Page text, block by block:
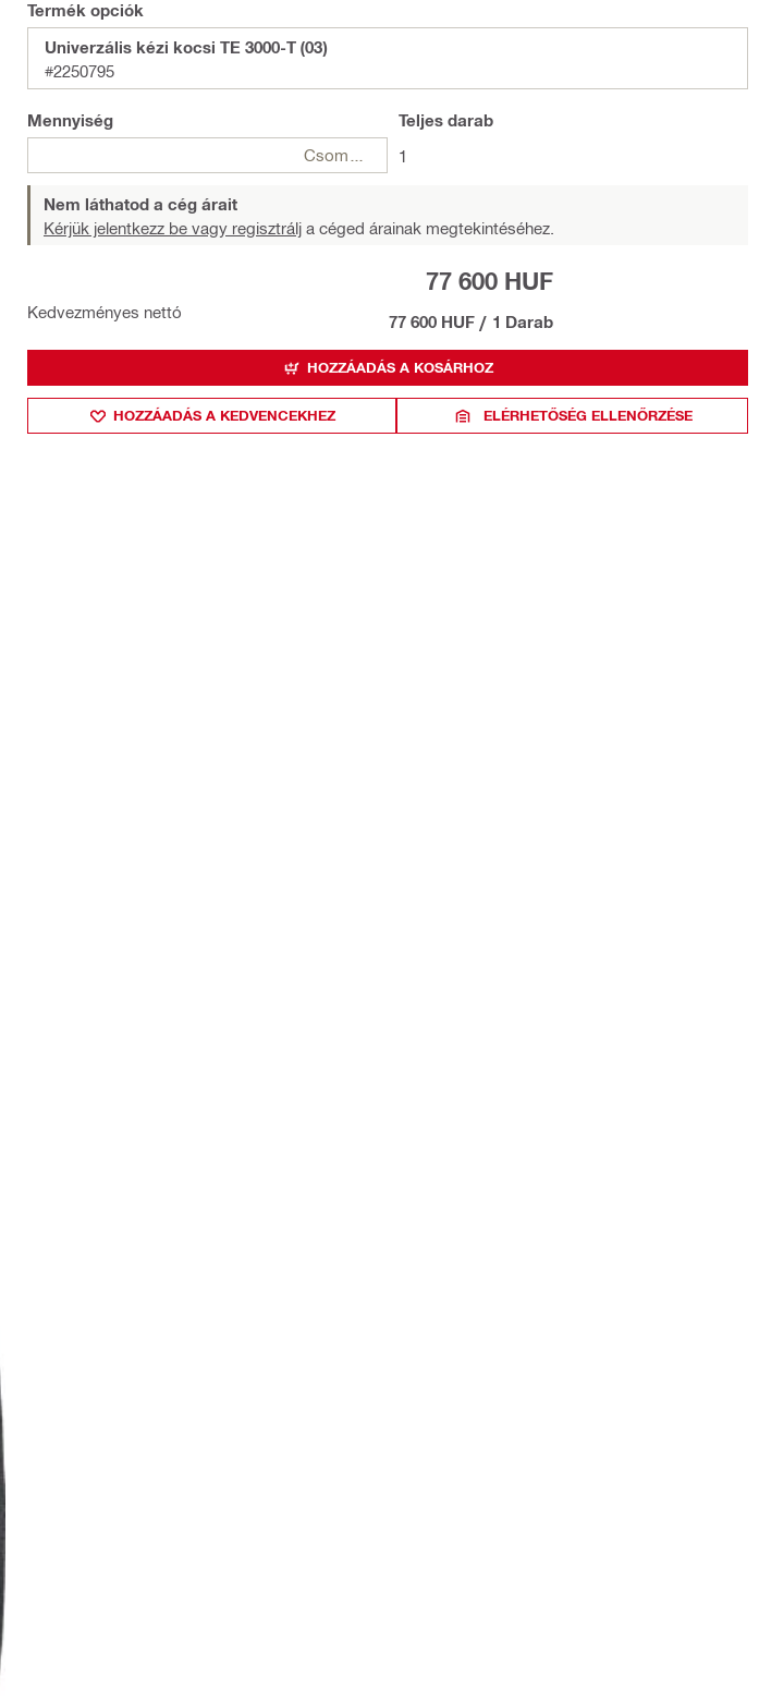
Termék opciók
Univerzális kézi kocsi TE 3000-T (03)
#2250795
Mennyiség
Teljes darab
1
Nem láthatod a cég árait
Kérjük jelentkezz be vagy regisztrálj a céged árainak megtekintéséhez.
Kedvezményes nettó
77 600 HUF
77 600 HUF / 1 Darab
HOZZÁADÁS A KOSÁRHOZ
HOZZÁADÁS A KEDVENCEKHEZ ELÉRHETŐSÉG ELLENŐRZÉSE